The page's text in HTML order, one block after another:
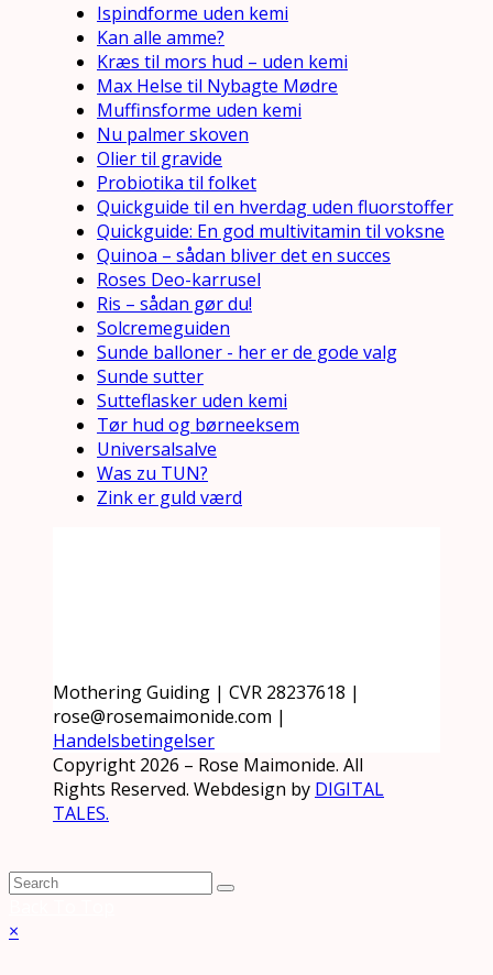
Ispindforme uden kemi
Kan alle amme?
Kræs til mors hud – uden kemi
Max Helse til Nybagte Mødre
Muffinsforme uden kemi
Nu palmer skoven
Olier til gravide
Probiotika til folket
Quickguide til en hverdag uden fluorstoffer
Quickguide: En god multivitamin til voksne
Quinoa – sådan bliver det en succes
Roses Deo-karrusel
Ris – sådan gør du!
Solcremeguiden
Sunde balloner - her er de gode valg
Sunde sutter
Sutteflasker uden kemi
Tør hud og børneeksem
Universalsalve
Was zu TUN?
Zink er guld værd
Mothering Guiding | CVR 28237618 |
rose@rosemaimonide.com |
Handelsbetingelser
Copyright 2026 – Rose Maimonide. All
Rights Reserved. Webdesign by DIGITAL
TALES.
×